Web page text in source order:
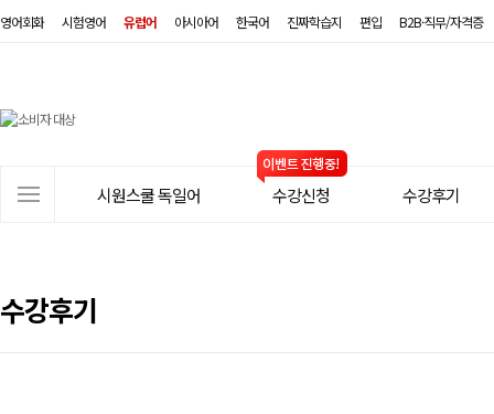
영어회화 시험영어 유럽어 아시아어 한국어 진짜학습지 편입 B2B·직무/자격증
뉴
시원스쿨 독일어 수강신청 수강후기
수강후기